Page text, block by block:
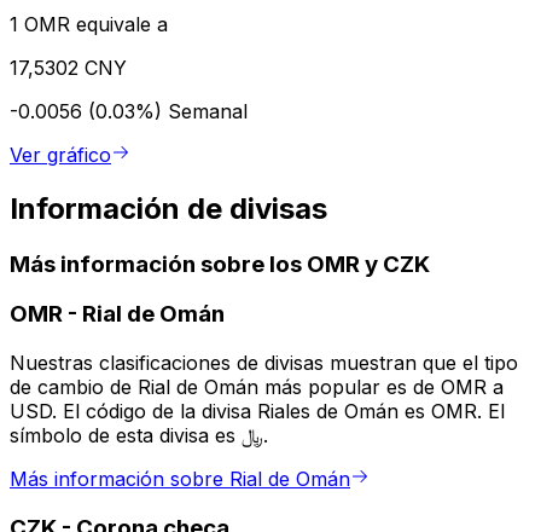
1 OMR equivale a
17,5302 CNY
-0.0056 (0.03%) Semanal
Ver gráfico
Información de divisas
Más información sobre los OMR y CZK
OMR - Rial de Omán
Nuestras clasificaciones de divisas muestran que el tipo
de cambio de Rial de Omán más popular es de OMR a
USD. El código de la divisa Riales de Omán es OMR. El
símbolo de esta divisa es ﷼.
Más información sobre Rial de Omán